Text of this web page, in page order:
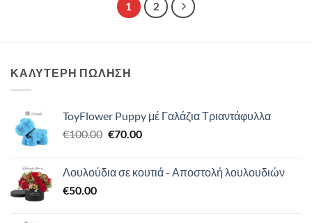
1 2
ΚΑΛΥΤΕΡΗ ΠΩΛΗΣΗ
ToyFlower Puppy μέ Γαλάζια Τριαντάφυλλα
€100.00 Original
€100.00.
€70.00Η
είναι:
Λουλούδια σε κουτιά - Αποστολή λουλουδιών
€50.00